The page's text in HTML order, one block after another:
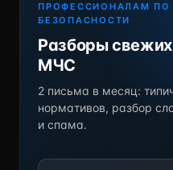
ПРОФЕССИОНАЛАМ
БЕЗОПАСНОСТИ
Разборы
МЧС
2 письма в месяц:
нормативов, разбор
и спама.